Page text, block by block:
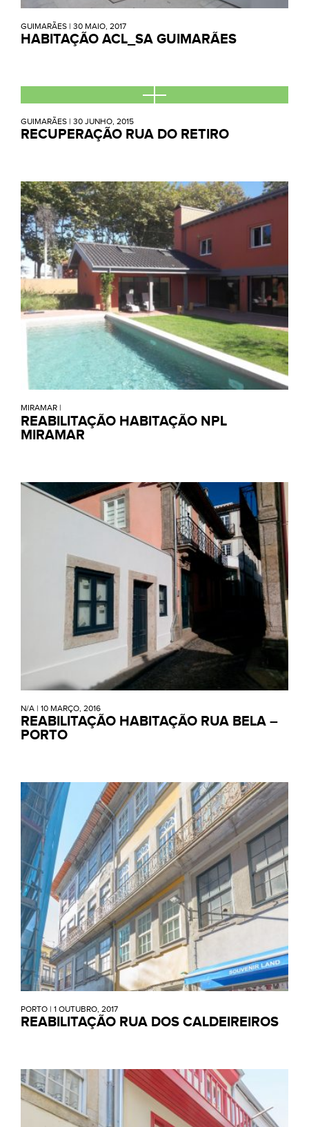
GUIMARÃES | 30 MAIO, 2017
HABITAÇÃO ACL_SA GUIMARÃES
GUIMARÃES | 30 JUNHO, 2015
RECUPERAÇÃO RUA DO RETIRO
MIRAMAR |
REABILITAÇÃO HABITAÇÃO NPL
MIRAMAR
N/A | 10 MARÇO, 2016
REABILITAÇÃO HABITAÇÃO RUA BELA –
PORTO
PORTO | 1 OUTUBRO, 2017
REABILITAÇÃO RUA DOS CALDEIREIROS